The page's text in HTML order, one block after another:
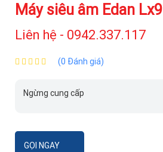
Máy siêu âm Edan Lx9
Liên hệ - 0942.337.117
(0 Đánh giá)
Ngừng cung cấp
GỌI NGAY